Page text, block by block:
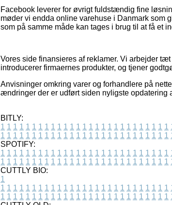
Facebook leverer for øvrigt fuldstændig fine
møder vi endda online varehuse i Danmark som
som på samme måde kan tages i brug til at få et
Vores side finansieres af reklamer. Vi arbejder
introducerer firmaernes produkter, og tjener
Anvisninger omkring varer og forhandlere på
ændringer der er udført siden nyligste opdatering
BITLY:
1 1 1 1 1 1 1 1 1 1 1 1 1 1 1 1 1 1 1 1 1 1 1 1 1 1 1
1 1 1 1 1 1 1 1 1 1 1 1 1 1 1 1 1 1 1 1 1 1 1 1 1 1 1
SPOTIFY:
1 1 1 1 1 1 1 1 1 1 1 1 1 1 1 1 1 1 1 1 1 1 1 1 1 1 1
1 1 1 1 1 1 1 1 1 1 1 1 1 1 1 1 1 1 1 1 1 1 1 1 1 1 1
CUTTLY BIO:
1
1 1 1 1 1 1 1 1 1 1 1 1 1 1 1 1 1 1 1 1 1 1 1 1 1 1 1
1 1 1 1 1 1 1 1 1 1 1 1 1 1 1 1 1 1 1 1 1 1 1 1 1 1 1